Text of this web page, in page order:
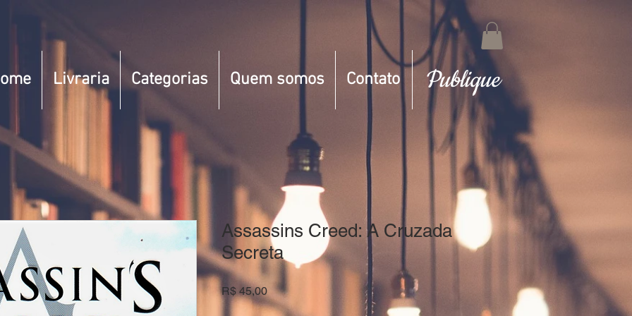
Livraria Categorias Quem somos Contato Publique
Assassins Creed: A Cruzada
Secreta
R$ 45,00Preço